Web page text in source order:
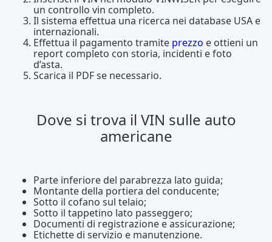
un controllo vin completo.
Il sistema effettua una ricerca nei database USA e
internazionali.
Effettua il pagamento tramite prezzo e ottieni un
report completo con storia, incidenti e foto
d’asta.
Scarica il PDF se necessario.
Dove si trova il VIN sulle auto
americane
Parte inferiore del parabrezza lato guida;
Montante della portiera del conducente;
Sotto il cofano sul telaio;
Sotto il tappetino lato passeggero;
Documenti di registrazione e assicurazione;
Etichette di servizio e manutenzione.